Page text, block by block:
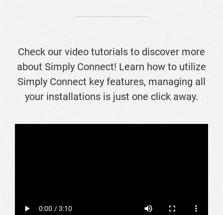
Check our video tutorials to discover more
about Simply Connect! Learn how to utilize
Simply Connect key features, managing all
your installations is just one click away.